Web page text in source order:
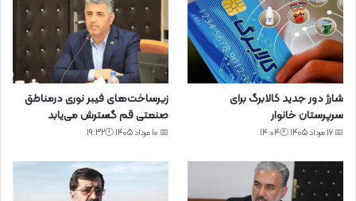
شارژ دور جدید کالابرگ برای
سرپرستان خانوار
📅 16 مرداد 1405 🕙14:04
زیرساخت‌های فیبر نوری درمناطق
صنعتی قم گسترش می‌یابد
📅 10 مرداد 1405 🕙19:32